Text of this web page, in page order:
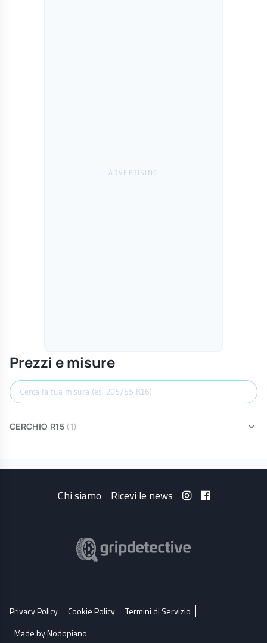
Prezzi e misure
Cerca misura
CERCHIO R15 (1)
Chi siamo Ricevi le news
Privacy Policy Cookie Policy
Termini di Servizio
Made by Nodopiano